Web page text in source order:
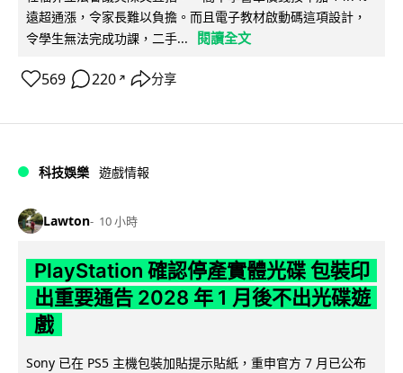
遠超通漲，令家長難以負擔。而且電子教材啟動碼這項設計，
令學生無法完成功課，二手...
閱讀全文
569 220 ↗ 分享
科技娛樂 遊戲情報
Lawton 10 小時
PlayStation 確認停產實體光碟 包裝印
出重要通告 2028 年 1 月後不出光碟遊
戲
Sony 已在 PS5 主機包裝加貼提示貼紙，重申官方 7 月已公布